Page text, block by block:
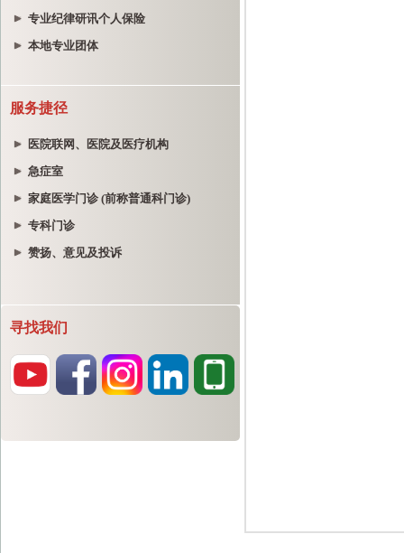
专业纪律研讯个人保险
本地专业团体
服务捷径
医院联网、医院及医疗机构
急症室
家庭医学门诊 (前称普通科门诊)
专科门诊
赞扬、意见及投诉
寻找我们